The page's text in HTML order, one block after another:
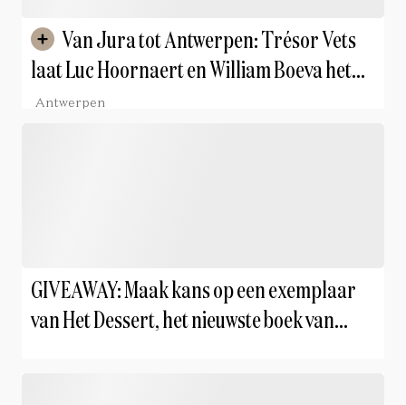
laat Luc Hoornaert en William Boeva het
verhaal van Club d’Amis vertellen
Antwerpen
GIVEAWAY: Maak kans op een exemplaar
van Het Dessert, het nieuwste boek van